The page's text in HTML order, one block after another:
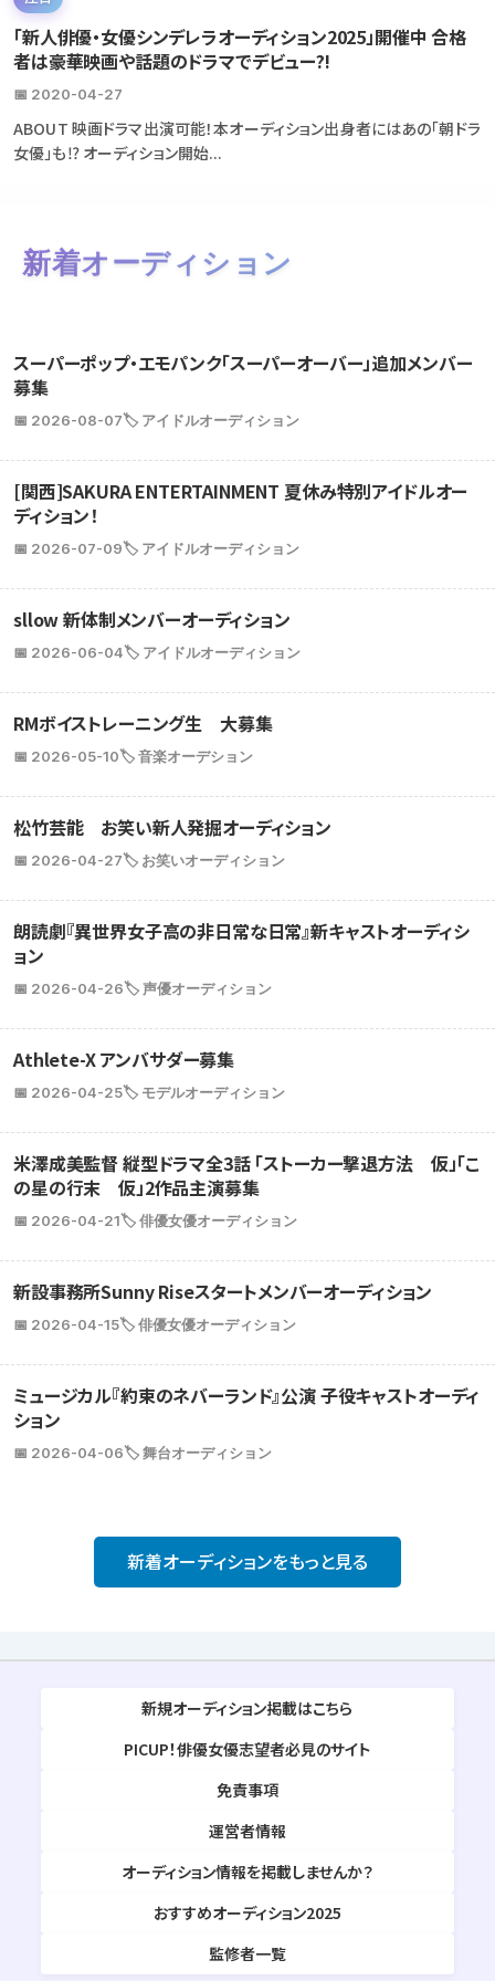
「新人俳優・女優シンデレラオーディション2025」開催中 合格
者は豪華映画や話題のドラマでデビュー?!
📅 2020-04-27
ABOUT 映画ドラマ出演可能！本オーディション出身者にはあの「朝ドラ
女優」も⁉ オーディション開始...
新着オーディション
スーパーポップ・エモパンク「スーパーオーバー」追加メンバー
募集
📅 2026-08-07🏷️ アイドルオーディション
[関西]SAKURA ENTERTAINMENT 夏休み特別アイドルオー
ディション！
📅 2026-07-09🏷️ アイドルオーディション
sllow 新体制メンバーオーディション
📅 2026-06-04🏷️ アイドルオーディション
RMボイストレーニング生 大募集
📅 2026-05-10🏷️ 音楽オーデション
松竹芸能 お笑い新人発掘オーディション
📅 2026-04-27🏷️ お笑いオーディション
朗読劇『異世界女子高の非日常な日常』新キャストオーディシ
ョン
📅 2026-04-26🏷️ 声優オーディション
Athlete-X アンバサダー募集
📅 2026-04-25🏷️ モデルオーディション
米澤成美監督 縦型ドラマ全3話 「ストーカー撃退方法 仮」「こ
の星の行末 仮」2作品主演募集
📅 2026-04-21🏷️ 俳優女優オーディション
新設事務所Sunny Riseスタートメンバーオーディション
📅 2026-04-15🏷️ 俳優女優オーディション
ミュージカル『約束のネバーランド』公演 子役キャストオーディ
ション
📅 2026-04-06🏷️ 舞台オーディション
新着オーディションをもっと見る
新規オーディション掲載はこちら
PICUP！俳優女優志望者必見のサイト
免責事項
運営者情報
オーディション情報を掲載しませんか？
おすすめオーディション2025
監修者一覧